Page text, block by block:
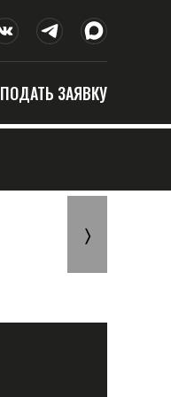
ПОДАТЬ ЗАЯВКУ
〉